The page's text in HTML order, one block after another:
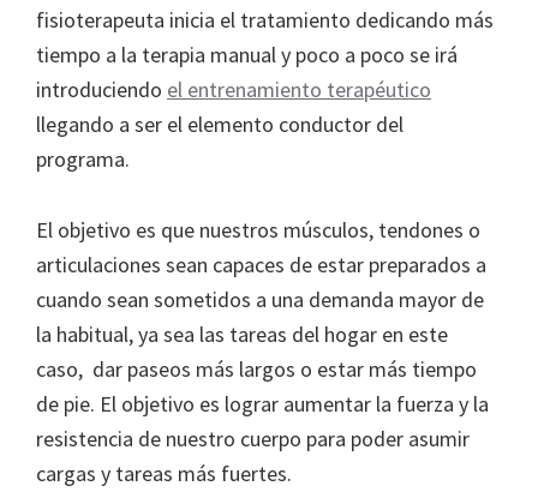
fisioterapeuta inicia el tratamiento dedicando más
tiempo a la terapia manual y poco a poco se irá
introduciendo el entrenamiento terapéutico
llegando a ser el elemento conductor del
programa.
El objetivo es que nuestros músculos, tendones o
articulaciones sean capaces de estar preparados a
cuando sean sometidos a una demanda mayor de
la habitual, ya sea las tareas del hogar en este
caso, dar paseos más largos o estar más tiempo
de pie. El objetivo es lograr aumentar la fuerza y la
resistencia de nuestro cuerpo para poder asumir
cargas y tareas más fuertes.